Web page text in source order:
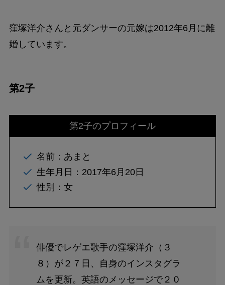
窪塚洋介さんと元ダンサーの元嫁は2012年6月に離
婚しています。
第2子
第2子のプロフィール
名前：あまと
生年月日：2017年6月20日
性別：女
俳優でレゲエ歌手の窪塚洋介（３
８）が２７日、自身のインスタグラ
ムを更新。英語のメッセージで２０